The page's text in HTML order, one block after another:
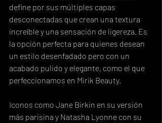
define por sus múltiples capas
desconectadas que crean una textura
increíble y una sensación de ligereza. Es
la opción perfecta para quienes desean
un estilo desenfadado pero con un
acabado pulido y elegante, como el que
perfeccionamos en Mirik Beauty.
Iconos como Jane Birkin en su versión
más parisina y Natasha Lyonne con su